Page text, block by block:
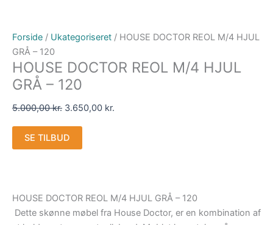
Forside / Ukategoriseret / HOUSE DOCTOR REOL M/4 HJUL
GRÅ – 120
HOUSE DOCTOR REOL M/4 HJUL
GRÅ – 120
5.000,00kr. 3.650,00 kr.
SE TILBUD
HOUSE DOCTOR REOL M/4 HJUL GRÅ – 120
Dette skønne møbel fra House Doctor, er en kombination af